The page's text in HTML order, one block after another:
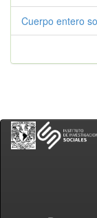
Cuerpo entero